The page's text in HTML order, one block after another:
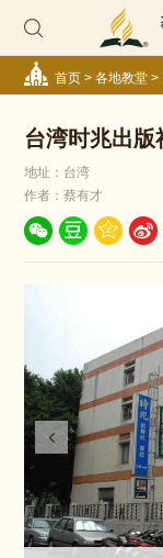
首页> 各地教堂>
台湾时兆出版
地址：台湾
作者：蔡有才